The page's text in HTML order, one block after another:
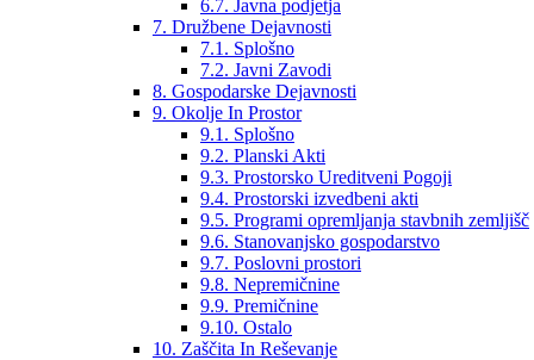
6.7. Javna podjetja
7. Družbene Dejavnosti
7.1. Splošno
7.2. Javni Zavodi
8. Gospodarske Dejavnosti
9. Okolje In Prostor
9.1. Splošno
9.2. Planski Akti
9.3. Prostorsko Ureditveni Pogoji
9.4. Prostorski izvedbeni akti
9.5. Programi opremljanja stavbnih zemljišč
9.6. Stanovanjsko gospodarstvo
9.7. Poslovni prostori
9.8. Nepremičnine
9.9. Premičnine
9.10. Ostalo
10. Zaščita In Reševanje